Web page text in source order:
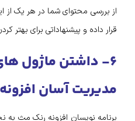
از بررسی محتوای شما در هر یک از
قرار داده و پیشنهاداتی برای بهتر
۶- داشتن ماژول
مدیریت آسان افزونه
برنامه نویسان افزونه رنک مث به